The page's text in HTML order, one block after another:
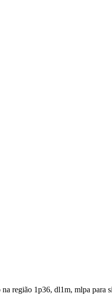
região 1p36, dl1m, mlpa para